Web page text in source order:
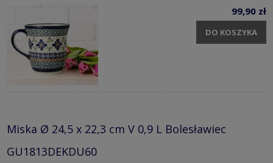
99,90 zł
DO KOSZYKA
Miska Ø 24,5 x 22,3 cm V 0,9 L Bolesławiec
GU1813DEKDU60